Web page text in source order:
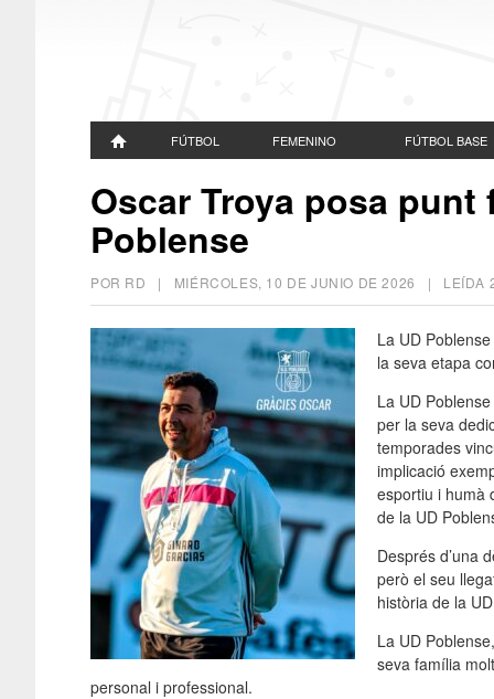
FÚTBOL FEMENINO FÚTBOL BASE
Oscar Troya posa punt
Poblense
POR RD | MIÉRCOLES, 10 DE JUNIO DE 2026 | LEÍDA
La UD
la seva etapa
La UD
per la seva
temporades
implicació
esportiu i humà
de la UD
Després d’una
però el seu
història de la
La UD
seva família
personal i professional.